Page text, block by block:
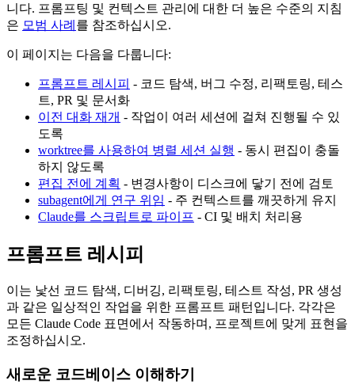
니다. 프롬프팅 및 컨텍스트 관리에 대한 더 높은 수준의 지침
은 모범 사례 를 참조하십시오.
이 페이지는 다음을 다룹니다:
프롬프트 레시피 - 코드 탐색, 버그 수정, 리팩토링, 테스
트, PR 및 문서화
이전 대화 재개 - 작업이 여러 세션에 걸쳐 진행될 수 있
도록
worktree를 사용하여 병렬 세션 실행 - 동시 편집이 충돌
하지 않도록
편집 전에 계획 - 변경사항이 디스크에 닿기 전에 검토
subagent에게 연구 위임 - 주 컨텍스트를 깨끗하게 유지
Claude를 스크립트로 파이프 - CI 및 배치 처리용
프롬프트 레시피
이는 낯선 코드 탐색, 디버깅, 리팩토링, 테스트 작성, PR 생성
과 같은 일상적인 작업을 위한 프롬프트 패턴입니다. 각각은
모든 Claude Code 표면에서 작동하며, 프로젝트에 맞게 표현을
조정하십시오.
새로운 코드베이스 이해하기